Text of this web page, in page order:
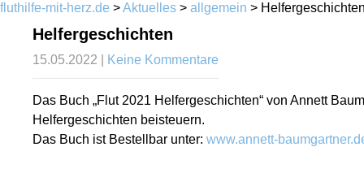
fluthilfe-mit-herz.de >Aktuelles > allgemein >
Helfergeschichten
15.05.2022 Keine Kommentare
Das Buch „Flut 2021 Helfergeschichten“ von Annett
Helfergeschichten beisteuern.
Das Buch ist Bestellbar unter: www.annett-